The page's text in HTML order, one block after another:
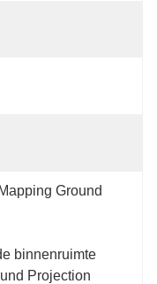
Ground
binnenruimte
Projection